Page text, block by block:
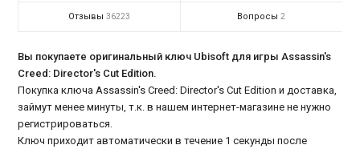
Отзывы 36223 Вопросы 2
Вы покупаете оригинальный ключ Ubisoft для игры Assassin's
Creed: Director's Cut Edition.
Покупка ключа Assassin's Creed: Director's Cut Edition и доставка,
займут менее минуты, т.к. в нашем интернет-магазине не нужно
регистрироваться.
Ключ приходит автоматически в течение 1 секунды после